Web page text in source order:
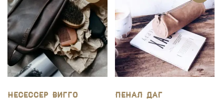
Несессер Вигго Пенал Даг